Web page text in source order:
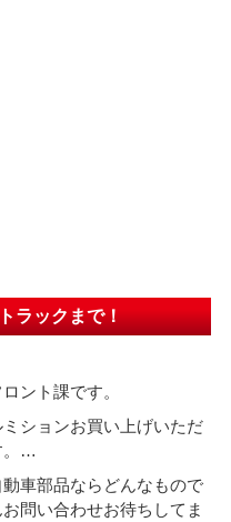
ラックまで！
ント課です。
ションお買い上げいただ
…
車部品ならどんなもので
問い合わせお待ちしてま